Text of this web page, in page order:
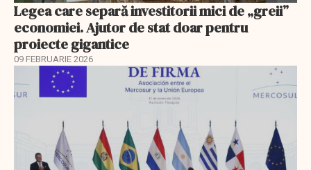
Legea care separă investitorii mici de „greii”
economiei. Ajutor de stat doar pentru
proiecte gigantice
09 FEBRUARIE 2026